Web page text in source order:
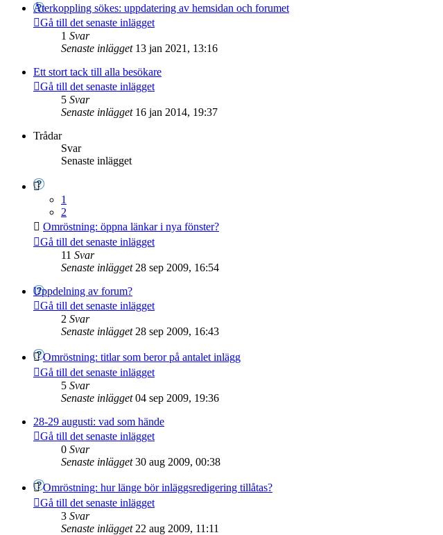
Återkoppling sökes: uppdatering av hemsidan och forumet
Gå till det senaste inlägget
1 Svar
Senaste inlägget 13 jan 2021, 13:16
Ett stort tack till alla besökare
Gå till det senaste inlägget
5 Svar
Senaste inlägget 16 jan 2014, 19:37
Trådar
Svar
Senaste inlägget
1
2
Omröstning: öppna länkar i nya fönster?
Gå till det senaste inlägget
11 Svar
Senaste inlägget 28 sep 2009, 16:54
Uppdelning av forum?
Gå till det senaste inlägget
2 Svar
Senaste inlägget 28 sep 2009, 16:43
Omröstning: titlar som beror på antalet inlägg
Gå till det senaste inlägget
5 Svar
Senaste inlägget 04 sep 2009, 19:36
28-29 augusti: vad som hände
Gå till det senaste inlägget
0 Svar
Senaste inlägget 30 aug 2009, 00:38
Omröstning: hur länge bör inläggsredigering tillåtas?
Gå till det senaste inlägget
3 Svar
Senaste inlägget 22 aug 2009, 11:11